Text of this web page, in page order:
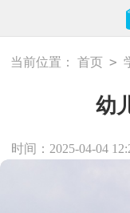
当前位置： 首页 >
幼
时间：2025-04-04